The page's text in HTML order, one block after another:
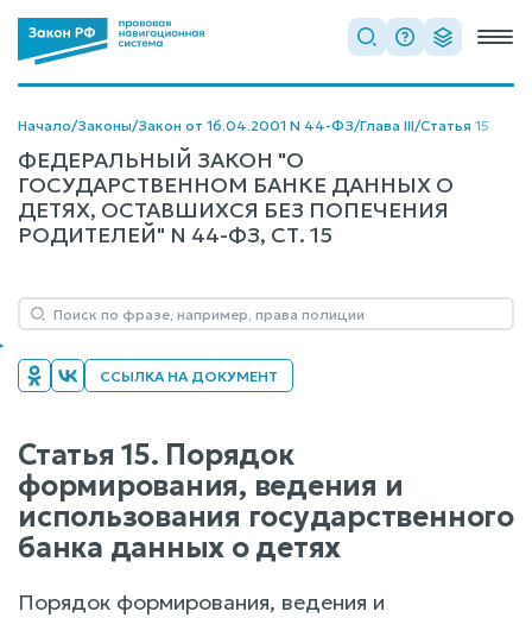
Начало/Законы/Закон от 16.04.2001 N 44-ФЗ/Глава III/Статья 15
ФЕДЕРАЛЬНЫЙ ЗАКОН "О
ГОСУДАРСТВЕННОМ БАНКЕ ДАННЫХ О
ДЕТЯХ, ОСТАВШИХСЯ БЕЗ ПОПЕЧЕНИЯ
РОДИТЕЛЕЙ" N 44-ФЗ, СТ. 15
ССЫЛКА НА ДОКУМЕНТ
Статья 15. Порядок
формирования, ведения и
использования государственного
банка данных о детях
Порядок формирования, ведения и